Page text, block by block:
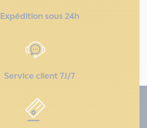
Expédition sous 24h
Service client 7J/7